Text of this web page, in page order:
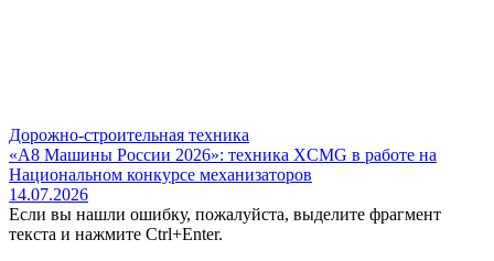
Дорожно-строительная техника
«А8 Машины России 2026»: техника XCMG в работе на
Национальном конкурсе механизаторов
14.07.2026
Если вы нашли ошибку, пожалуйста, выделите фрагмент
текста и нажмите Ctrl+Enter.